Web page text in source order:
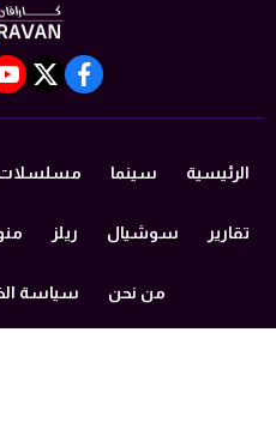
الرئيسية سينما مسلسلات
تقارير سوشيال ريلز
من نحن سياسة